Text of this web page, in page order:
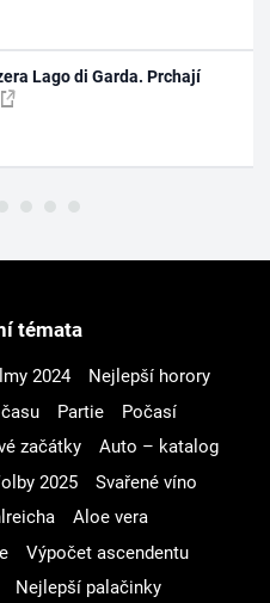
Lago di Garda. Prchají
témata
2024
Nejlepší horory
Partie
Počasí
začátky
Auto – katalog
2025
Svařené víno
Aloe vera
Výpočet ascendentu
Nejlepší palačinky